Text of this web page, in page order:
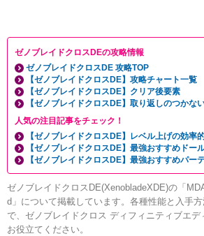
ゼノブレイドクロスDEの攻略情報
ゼノブレイドクロスDE 攻略TOP
【ゼノブレイドクロスDE】攻略チャート一覧
【ゼノブレイドクロスDE】クリア後要素
【ゼノブレイドクロスDE】取り返しのつかな
人気の注目記事をチェック！
【ゼノブレイドクロスDE】レベル上げの効率
【ゼノブレイドクロスDE】最強おすすめドー
【ゼノブレイドクロスDE】最強おすすめパー
ゼノブレイドクロスDE(XenobladeXDE)の「
d」について掲載しています。各種性能と入手
で、ゼノブレイドクロス ディフィニティブエ
お役立てください。